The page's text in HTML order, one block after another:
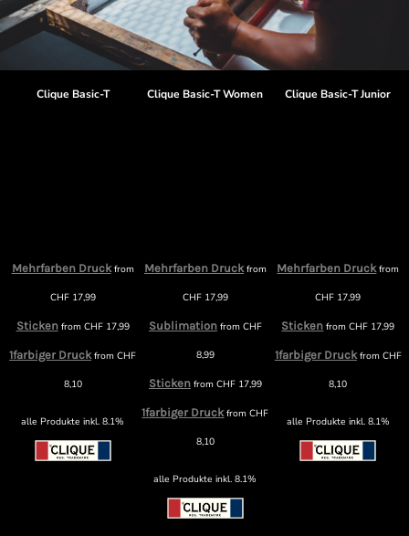
Clique Basic-T
Mehrfarben Druckfrom
CHF17,99
Stickenfrom CHF17,99
1farbiger DruckfromCHF
8,10
alle Produkte inkl. 8.1%
Clique Basic-T Women
Mehrfarben Druckfrom
CHF17,99
Sublimationfrom CHF
8,99
Stickenfrom CHF17,99
1farbiger DruckfromCHF
8,10
alle Produkte inkl. 8.1%
Clique Basic-T Junior
Mehrfarben Druckfrom
CHF 17,99
Sticken fromCHF 17,99
1farbiger Druckfrom CHF
8,10
alle Produkte inkl. 8.1%